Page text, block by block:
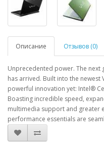
Описание Отзывов (0)
Unprecedented power. The
has arrived. Built into the
powerful innovation yet: Intel®
Boasting incredible speed,
multimedia support and greater
performance essentials are